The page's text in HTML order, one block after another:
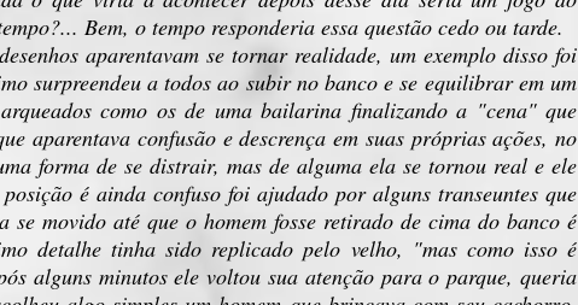
Bem, o tempo responderia essa questão cedo ou tarde.
aparentavam se tornar realidade, um exemplo disso foi
surpreendeu a todos ao subir no banco e se equilibrar em um
como os de uma bailarina finalizando a "cena" que
aparentava confusão e descrença em suas próprias ações, no
forma de se distrair, mas de alguma ela se tornou real e ele
é ainda confuso foi ajudado por alguns transeuntes que
movido até que o homem fosse retirado de cima do banco é
detalhe tinha sido replicado pelo velho, "mas como isso é
alguns minutos ele voltou sua atenção para o parque, queria